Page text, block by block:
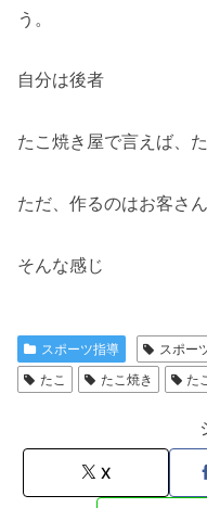
う。
自分は後者
たこ焼き屋で言えば、
ただ、作るのはお客さ
そんな感じ
スポーツ指導 スポー
たこ
たこ焼き た
X